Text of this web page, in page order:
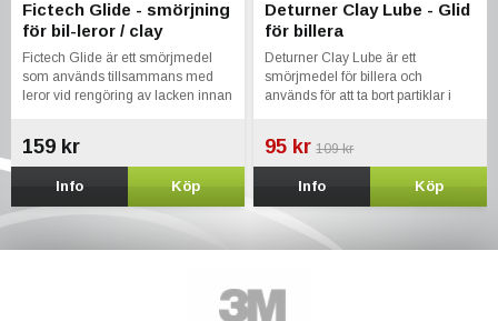
Fictech Glide - smörjning
för bil-leror / clay
Fictech Glide är ett smörjmedel
som används tillsammans med
leror vid rengöring av lacken innan
159 kr
Info Köp
Deturner Clay Lube - Glid
för billera
Deturner Clay Lube är ett
smörjmedel för billera och
används för att ta bort partiklar i
95 kr 109 kr
Info Köp